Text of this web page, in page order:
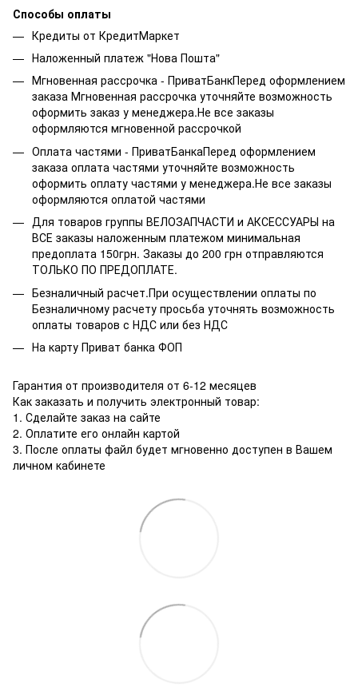
Способы оплаты
Кредиты от КредитМаркет
Наложенный платеж "Нова Пошта"
Мгновенная рассрочка - ПриватБанкПеред оформлением
заказа Мгновенная рассрочка уточняйте возможность
оформить заказ у менеджера.Не все заказы
оформляются мгновенной рассрочкой
Оплата частями - ПриватБанкаПеред оформлением
заказа оплата частями уточняйте возможность
оформить оплату частями у менеджера.Не все заказы
оформляются оплатой частями
Для товаров группы ВЕЛОЗАПЧАСТИ и АКСЕССУАРЫ на
ВСЕ заказы наложенным платежом минимальная
предоплата 150грн. Заказы до 200 грн отправляются
ТОЛЬКО ПО ПРЕДОПЛАТЕ.
Безналичный расчет.При осуществлении оплаты по
Безналичному расчету просьба уточнять возможность
оплаты товаров с НДС или без НДС
На карту Приват банка ФОП
Гарантия от производителя от 6-12 месяцев
Как заказать и получить электронный товар:
1. Сделайте заказ на сайте
2. Оплатите его онлайн картой
3. После оплаты файл будет мгновенно доступен в Вашем
личном кабинете